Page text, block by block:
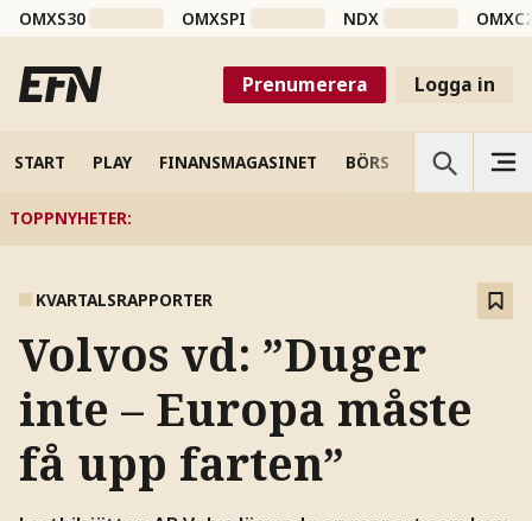
OMXS30 OMXSPI NDX
Prenumerera Logga in
START PLAY FINANSMAGASINET BÖRS VETENSKAP
TOPPNYHETER:
KVARTALSRAPPORTER
Volvos vd: ”Duger
inte – Europa måste
få upp farten”